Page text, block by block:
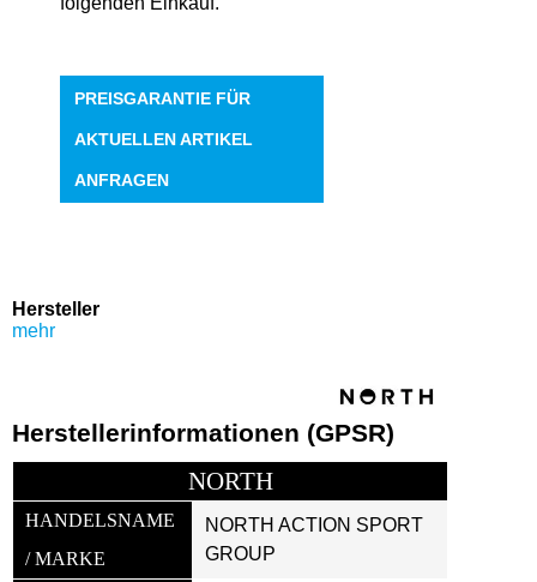
PREISGARANTIE FÜR
AKTUELLEN ARTIKEL
ANFRAGEN
Hersteller
mehr
Herstellerinformationen (GPSR)
NORTH
HANDELSNAME
/ MARKE
NORTH ACTION SPORT
GROUP